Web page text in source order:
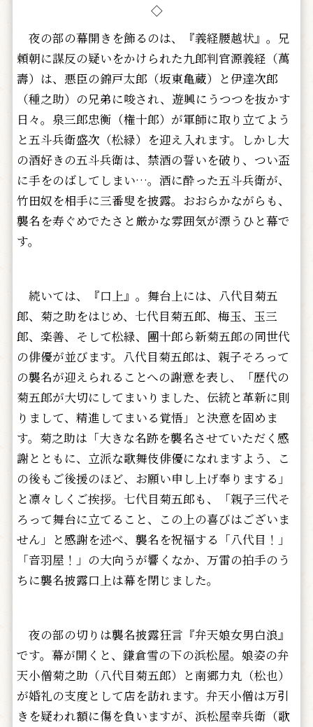
◇
夜の部の幕開きを飾るのは、『義経腰越状』。兄
頼朝に謀反の疑いをかけられた九郎判官源義経（萬
壽）は、悪臣の錦戸太郎（坂東亀蔵）と伊達次郎
（種之助）の兄弟に唆され、遊興にうつつを抜かす
日々。泉三郎忠衡（権十郎）が軍師に取り立てよう
と五斗兵衛盛次（松緑）を迎え入れます。しかし大
の酒好きの五斗兵衛は、禁酒の誓いを破り、つい盃
に手をのばしてしまい…。酒に酔った五斗兵衛が、
竹田奴を相手に三番叟を披露。おおらかながらも、
襲名を寿ぐめでたさと厳かな雰囲気が漂うひと幕で
す。
続いては、『口上』。舞台上には、八代目菊五
郎、菊之助をはじめ、七代目菊五郎、梅玉、玉三
郎、楽善、そして松緑、團十郎ら新菊五郎の同世代
の俳優が並びます。八代目菊五郎は、親子そろって
の襲名が迎えられることへの謝意を表し、「歴代の
菊五郎が大切にしてまいりました、伝統と革新に則
りまして、精進してまいる覚悟」と決意を固めま
す。菊之助は「大きな名跡を襲名させていただく感
謝とともに、立派な歌舞伎俳優になれますよう、こ
の後もご後援のほど、お願い申し上げ奉りまする」
と凛々しくご挨拶。七代目菊五郎も、「親子三代そ
ろって舞台に立てること、この上の喜びはございま
せん」と感謝を述べ、襲名を祝福する「八代目！」
「音羽屋！」の大向うが響くなか、万雷の拍手のう
ちに襲名披露口上は幕を閉じました。
夜の部の切りは襲名披露狂言『弁天娘女男白浪』
です。幕が開くと、鎌倉雪の下の浜松屋。娘姿の弁
天小僧菊之助（八代目菊五郎）と南郷力丸（松也）
が婚礼の支度として店を訪れます。弁天小僧は万引
きを疑われ額に傷を負いますが、浜松屋幸兵衛（歌